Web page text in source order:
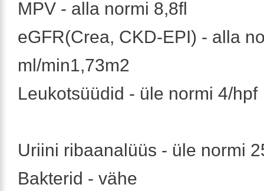
MPV - alla normi 8,8fl
eGFR(Crea, CKD-EPI) - alla
ml/min1,73m2
Leukotsüüdid - üle normi 4/hpf
Uriini ribaanalüüs - üle normi
Bakterid - vähe